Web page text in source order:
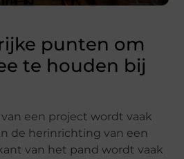
punten om
te houden bij
een project wordt vaak
de herinrichting van een
van het pand wordt vaak